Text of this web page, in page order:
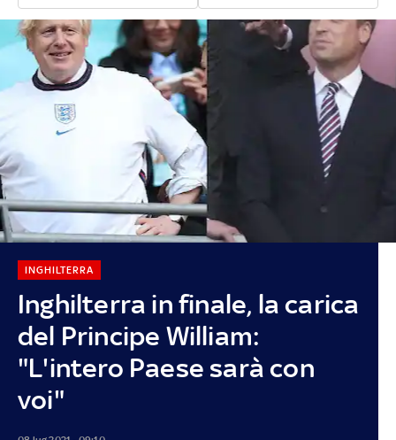
Inghilterra in finale, la carica
del Principe William:
"L'intero Paese sarà con
voi"
INGHILTERRA